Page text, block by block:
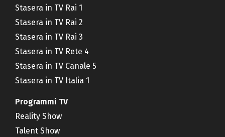
Stasera in TV Rai 1
Stasera in TV Rai 2
Stasera in TV Rai 3
Stasera in TV Rete 4
Stasera in TV Canale 5
Stasera in TV Italia 1
Programmi TV
Reality Show
Talent Show